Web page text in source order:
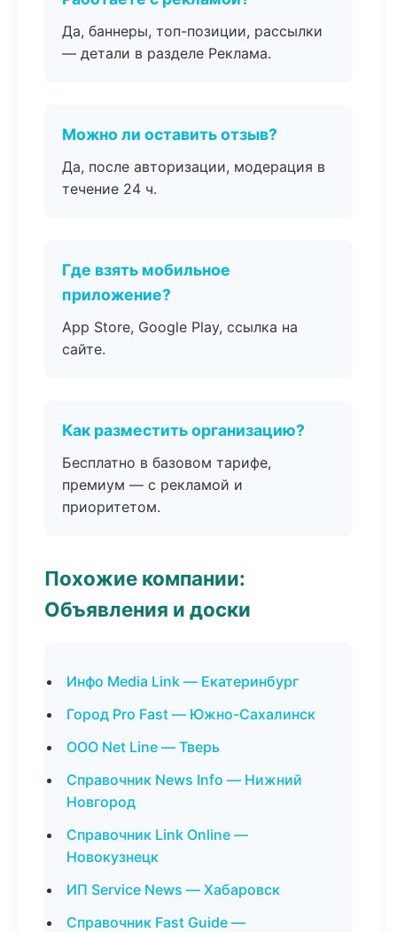
Да, баннеры, топ-позиции, рассылки
— детали в разделе Реклама.
Можно ли оставить отзыв?
Да, после авторизации, модерация в
течение 24 ч.
Где взять мобильное
приложение?
App Store, Google Play, ссылка на
сайте.
Как разместить организацию?
Бесплатно в базовом тарифе,
премиум — с рекламой и
приоритетом.
Похожие компании:
Объявления и доски
Инфо Media Link — Екатеринбург
Город Pro Fast — Южно-Сахалинск
ООО Net Line — Тверь
Справочник News Info — Нижний
Новгород
Справочник Link Online —
Новокузнецк
ИП Service News — Хабаровск
Справочник Fast Guide —